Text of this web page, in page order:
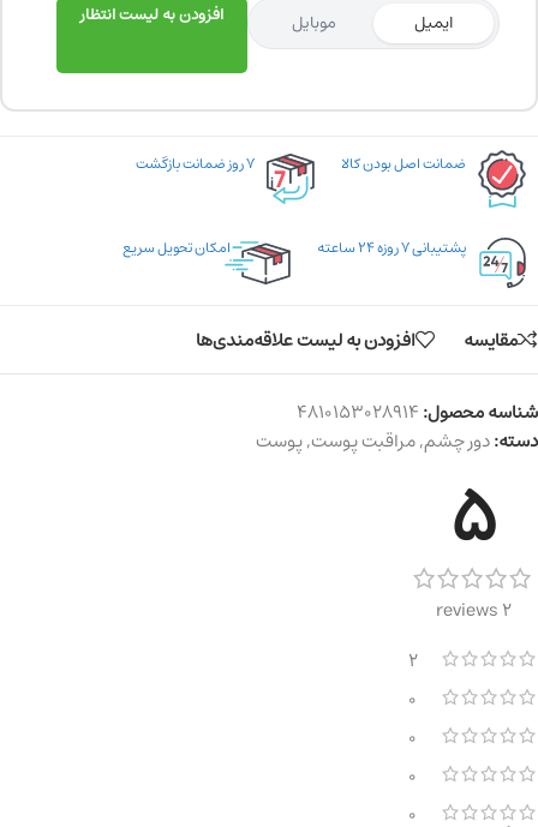
ایمیل موبایل افزودن به لیست انتظار
ضمانت اصل بودن کالا ۷ روز ضمانت بازگشت
پشتیبانی ۷ روزه ۲۴ ساعته امکان تحویل سریع
مقایسه افزودن به لیست علاقه‌مندی‌ها
شناسه محصول:4810153028914
دسته:دور چشم,مراقبت پوست,پوست
5
2 reviews
2
0
0
0
0